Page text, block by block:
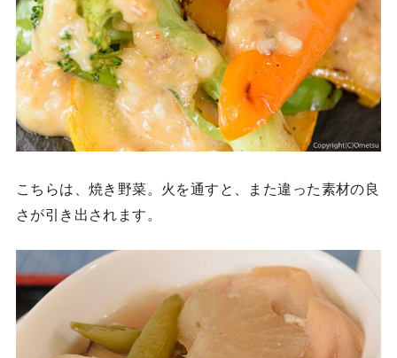
こちらは、焼き野菜。火を通すと、また違った素材の良
さが引き出されます。